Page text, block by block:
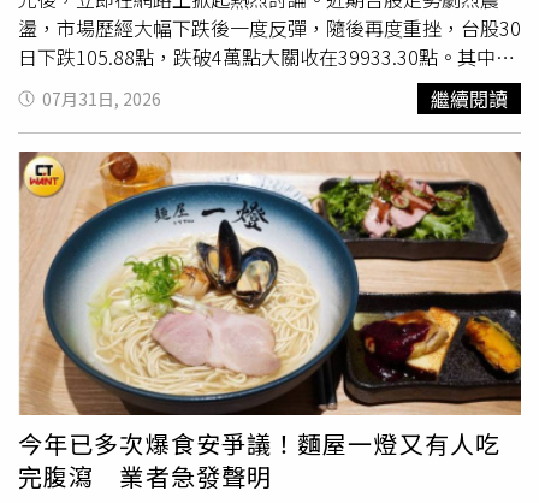
盪，市場歷經大幅下跌後一度反彈，隨後再度重挫，台股30
日下跌105.88點，跌破4萬點大關收在39933.30點。其中，
被動元件大廠國巨股價同步走弱，終場跌停收在456.5元，
跌破500元整數關卡，也成為市場關注焦點之一。業者透過
社群平台表示，近期台股修正幅度大且時間拉長，不少投資
人都受到影響，因此以「國家隊不護盤，豚戈來護住你的
胃」作為活動宣傳，希望透過免費拉麵為股民加油，也讓不
少網友大讚相當有創意。店家在貼文中還加入「買入國巨來
生再聚」、「來吃豚戈不再被割」，網友們紛紛表示「老闆
要被吃到倒店了」、「接受團報嗎」、「我同事這幾天都在
大安森林公園過夜，我再將此訊息轉達給他」、「沒想到賠
到死的國巨還能換到一碗 拉麵 」、「把廣告建築在大家的痛
苦上，真的是很失禮，賠那麼多一碗不夠吃啊」。
07月31日, 2026 繼續閱讀
今年已多次爆食安爭議！麵屋一燈又有人吃
完腹瀉 業者急發聲明